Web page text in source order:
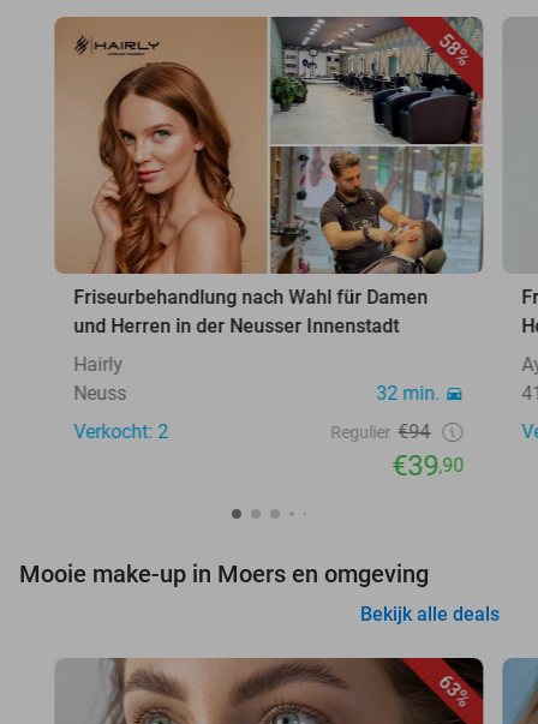
58%
Friseurbehandlung nach Wahl für Damen
und Herren in der Neusser Innenstadt
Hairly
Neuss
32 min.
Verkocht: 2
Regulier €94
€39,90
Mooie make-up in Moers en omgeving
Bekijk alle deals
63%